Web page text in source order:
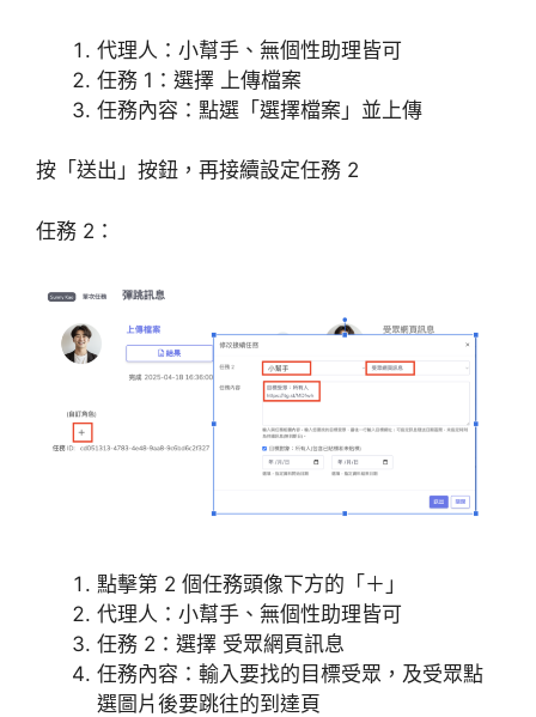
代理人：小幫手、無個性助理皆可
任務 1：選擇 上傳檔案
任務內容：點選「選擇檔案」並上傳
按「送出」按鈕，再接續設定任務 2
任務 2：
點擊第 2 個任務頭像下方的「＋」
代理人：小幫手、無個性助理皆可
任務 2：選擇 受眾網頁訊息
任務內容：輸入要找的目標受眾，及受眾點
選圖片後要跳往的到達頁